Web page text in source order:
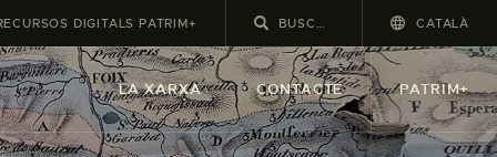
DIGITALS PATRIM+ CATALÀ
LA XARXA CONTACTE PATRIM+